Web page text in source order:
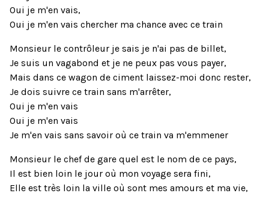
Oui je m'en vais,
Oui je m'en vais chercher ma chance avec ce train
Monsieur le contrôleur je sais je n'ai pas de billet,
Je suis un vagabond et je ne peux pas vous payer,
Mais dans ce wagon de ciment laissez-moi donc rester,
Je dois suivre ce train sans m'arrêter,
Oui je m'en vais
Oui je m'en vais
Je m'en vais sans savoir où ce train va m'emmener
Monsieur le chef de gare quel est le nom de ce pays,
Il est bien loin le jour où mon voyage sera fini,
Elle est très loin la ville où sont mes amours et ma vie,